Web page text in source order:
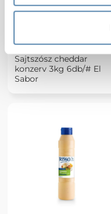
Sajtszósz cheddar
konzerv 3kg 6db/# El
Sabor